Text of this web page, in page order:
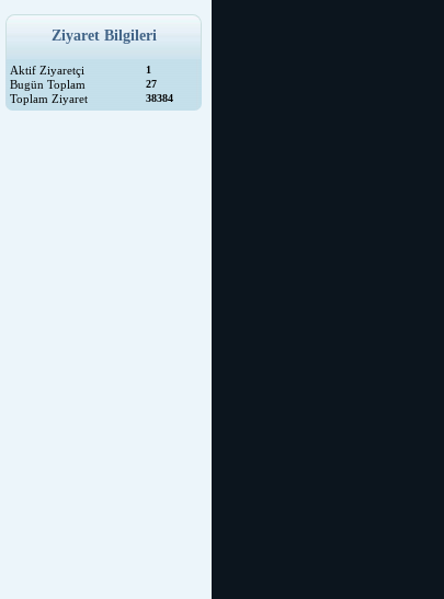
Ziyaret Bilgileri
Aktif Ziyaretçi 1
Bugün Toplam 27
Toplam Ziyaret 38384